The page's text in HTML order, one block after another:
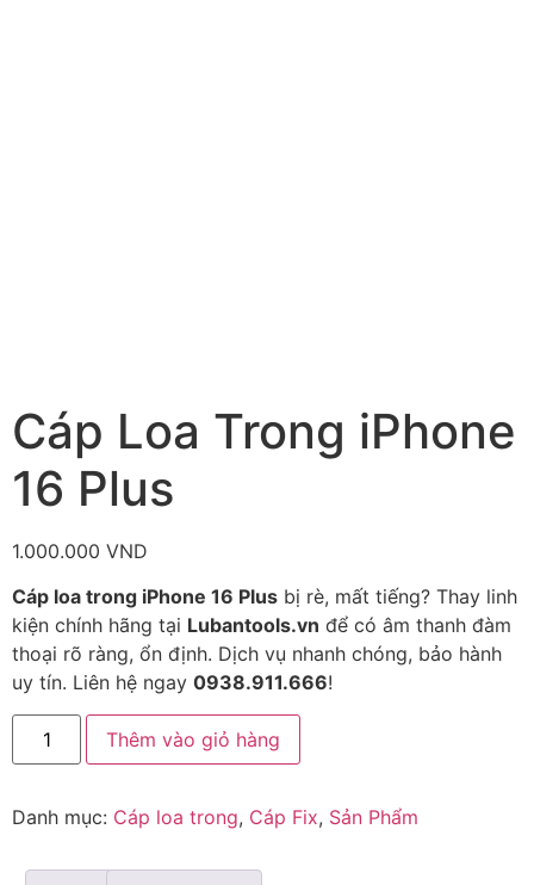
Cáp Loa Trong iPhone
16 Plus
1.000.000 VND
Cáp loa trong iPhone 16 Plus bị rè, mất tiếng? Thay linh
kiện chính hãng tại Lubantools.vn để có âm thanh đàm
thoại rõ ràng, ổn định. Dịch vụ nhanh chóng, bảo hành
uy tín. Liên hệ ngay 0938.911.666!
Thêm vào giỏ hàng
Danh mục: Cáp loa trong, Cáp Fix, Sản Phẩm